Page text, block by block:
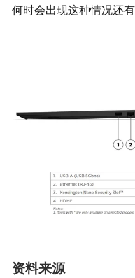
何时会出现这种情况还有
资料来源